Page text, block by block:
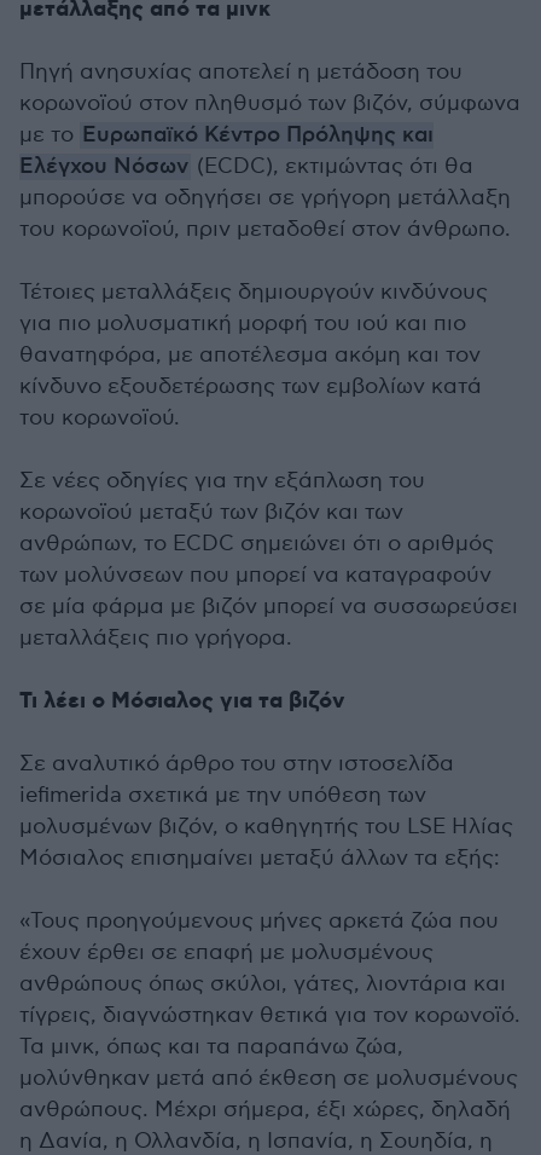
μετάλλαξης από τα μινκ
Πηγή ανησυχίας αποτελεί η μετάδοση του
κορωνοϊού στον πληθυσμό των βιζόν, σύμφωνα
με το Ευρωπαϊκό Κέντρο Πρόληψης και
Ελέγχου Νόσων (ECDC), εκτιμώντας ότι θα
μπορούσε να οδηγήσει σε γρήγορη μετάλλαξη
του κορωνοϊού, πριν μεταδοθεί στον άνθρωπο.
Τέτοιες μεταλλάξεις δημιουργούν κινδύνους
για πιο μολυσματική μορφή του ιού και πιο
θανατηφόρα, με αποτέλεσμα ακόμη και τον
κίνδυνο εξουδετέρωσης των εμβολίων κατά
του κορωνοϊού.
Σε νέες οδηγίες για την εξάπλωση του
κορωνοϊού μεταξύ των βιζόν και των
ανθρώπων, το ECDC σημειώνει ότι ο αριθμός
των μολύνσεων που μπορεί να καταγραφούν
σε μία φάρμα με βιζόν μπορεί να συσσωρεύσει
μεταλλάξεις πιο γρήγορα.
Τι λέει ο Μόσιαλος για τα βιζόν
Σε αναλυτικό άρθρο του στην ιστοσελίδα
iefimerida σχετικά με την υπόθεση των
μολυσμένων βιζόν, ο καθηγητής του LSE Ηλίας
Μόσιαλος επισημαίνει μεταξύ άλλων τα εξής:
«Τους προηγούμενους μήνες αρκετά ζώα που
έχουν έρθει σε επαφή με μολυσμένους
ανθρώπους όπως σκύλοι, γάτες, λιοντάρια και
τίγρεις, διαγνώστηκαν θετικά για τον κορωνοϊό.
Τα μινκ, όπως και τα παραπάνω ζώα,
μολύνθηκαν μετά από έκθεση σε μολυσμένους
ανθρώπους. Μέχρι σήμερα, έξι χώρες, δηλαδή
η Δανία, η Ολλανδία, η Ισπανία, η Σουηδία, η